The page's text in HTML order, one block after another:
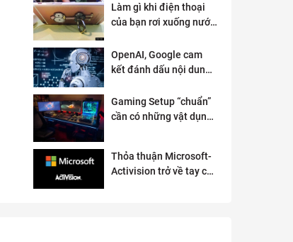
Làm gì khi điện thoại
của bạn rơi xuống nước
OpenAI, Google cam
kết đánh dấu nội dung
Gaming Setup “chuẩn”
cần có những vật dụng
Thỏa thuận Microsoft-
Activision trở về tay cơ